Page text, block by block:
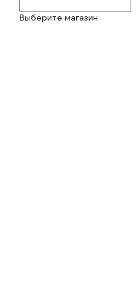
Выберите магазин